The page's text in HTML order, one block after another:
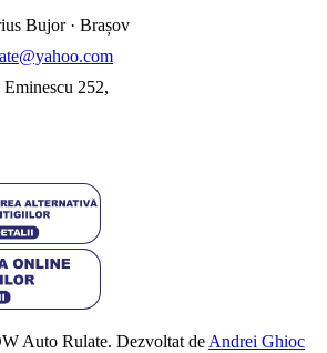
Bujor · Brașov
252,
Auto Rulate. Dezvoltat de Andrei Ghioc